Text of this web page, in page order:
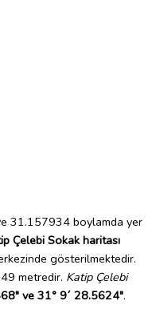
31.157934 boylamda yer
Çelebi Sokak haritası
gösterilmektedir.
metredir. Katip Çelebi
ve 31° 9´ 28.5624".